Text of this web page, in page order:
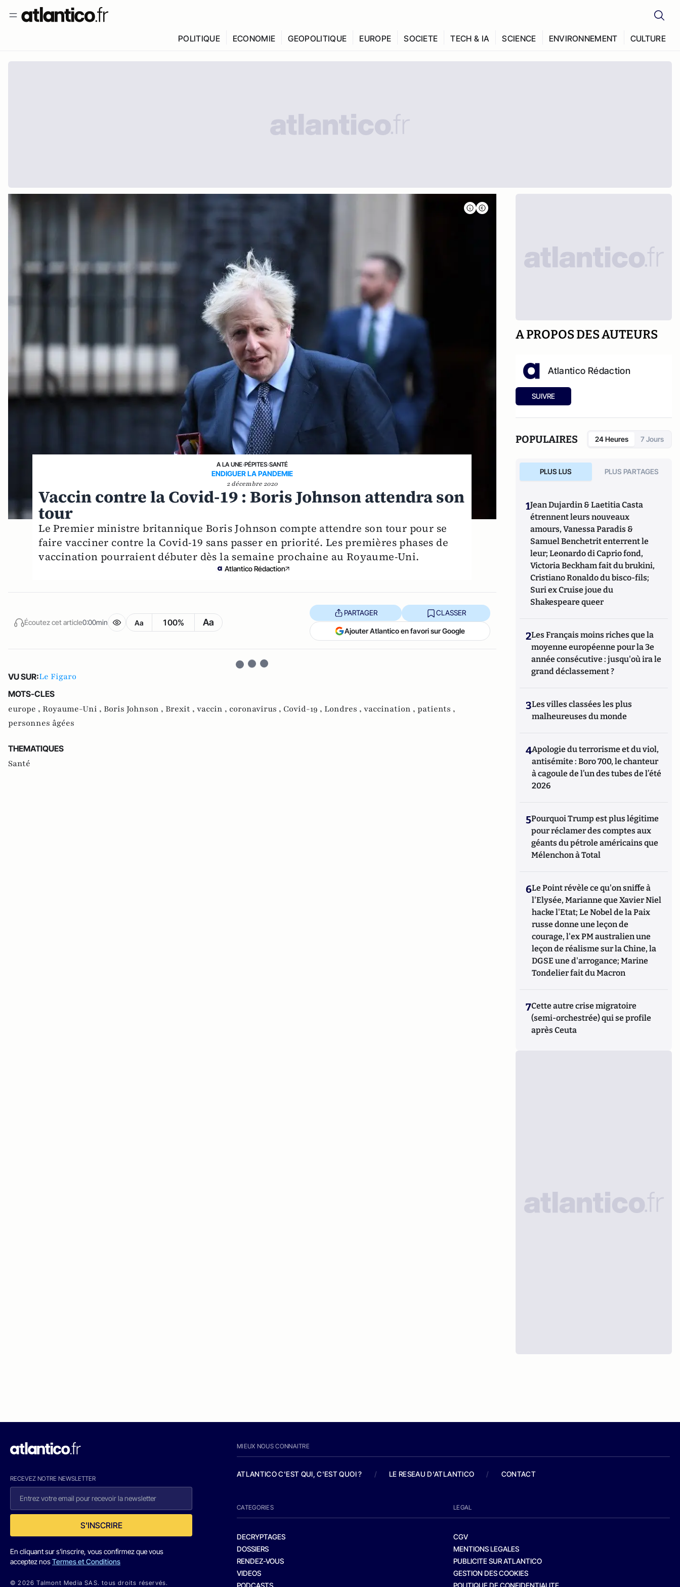
POLITIQUE ECONOMIE GEOPOLITIQUE EUROPE SOCIETE TECH & IA SCIENCE ENVIRONNEMENT CULTURE
A LA UNE›PÉPITES›SANTÉ
ENDIGUER LA PANDEMIE
2 décembre 2020
Vaccin contre la Covid-19 : Boris Johnson attendra son
tour
Le Premier ministre britannique Boris Johnson compte attendre son tour pour se
faire vacciner contre la Covid-19 sans passer en priorité. Les premières phases de
vaccination pourraient débuter dès la semaine prochaine au Royaume-Uni.
Atlantico Rédaction
Écoutez cet article0:00min Aa 100% Aa
PARTAGER CLASSER
Ajouter Atlantico en favori sur Google
VU SUR:Le Figaro
MOTS-CLES
europe , Royaume-Uni , Boris Johnson , Brexit , vaccin , coronavirus , Covid-19 , Londres , vaccination , patients ,
personnes âgées
THEMATIQUES
Santé
A PROPOS DES AUTEURS
Atlantico Rédaction
SUIVRE
POPULAIRES 24 Heures 7 Jours
PLUS LUS PLUS PARTAGES
1Jean Dujardin & Laetitia Casta
étrennent leurs nouveaux
amours, Vanessa Paradis &
Samuel Benchetrit enterrent le
leur; Leonardo di Caprio fond,
Victoria Beckham fait du brukini,
Cristiano Ronaldo du bisco-fils;
Suri ex Cruise joue du
Shakespeare queer
2Les Français moins riches que la
moyenne européenne pour la 3e
année consécutive : jusqu'où ira le
grand déclassement ?
3Les villes classées les plus
malheureuses du monde
4Apologie du terrorisme et du viol,
antisémite : Boro 700, le chanteur
à cagoule de l’un des tubes de l’été
2026
5Pourquoi Trump est plus légitime
pour réclamer des comptes aux
géants du pétrole américains que
Mélenchon à Total
6Le Point révèle ce qu'on sniffe à
l'Elysée, Marianne que Xavier Niel
hacke l'Etat; Le Nobel de la Paix
russe donne une leçon de
courage, l'ex PM australien une
leçon de réalisme sur la Chine, la
DGSE une d'arrogance; Marine
Tondelier fait du Macron
7Cette autre crise migratoire
(semi-orchestrée) qui se profile
après Ceuta
RECEVEZ NOTRE NEWSLETTER
S'INSCRIRE
En cliquant sur s'inscrire, vous confirmez que vous
acceptez nosTermes et Conditions
© 2026 Talmont Media SAS. tous droits réservés.
MIEUX NOUS CONNAITRE
ATLANTICO C'EST QUI, C'EST QUOI ? / LE RESEAU D'ATLANTICO / CONTACT
CATEGORIES
DECRYPTAGES
DOSSIERS
RENDEZ-VOUS
VIDEOS
PODCASTS
LEGAL
CGV
MENTIONS LEGALES
PUBLICITE SUR ATLANTICO
GESTION DES COOKIES
POLITIQUE DE CONFIDENTIALITE